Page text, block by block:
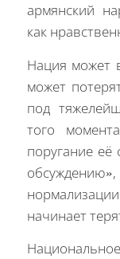
армянский
как
Нация может
может
под
того
поругание
начинает